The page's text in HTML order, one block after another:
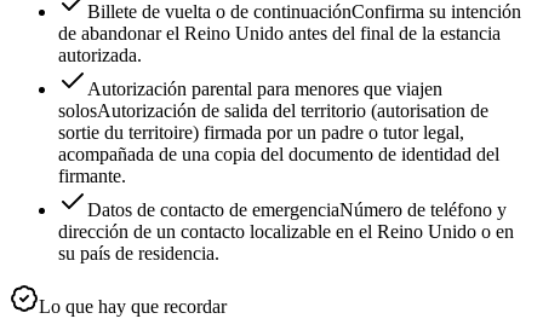
Billete de vuelta o de continuaciónConfirma su intención
de abandonar el Reino Unido antes del final de la estancia
autorizada.
Autorización parental para menores que viajen
solosAutorización de salida del territorio (autorisation de
sortie du territoire) firmada por un padre o tutor legal,
acompañada de una copia del documento de identidad del
firmante.
Datos de contacto de emergenciaNúmero de teléfono y
dirección de un contacto localizable en el Reino Unido o en
su país de residencia.
Lo que hay que recordar